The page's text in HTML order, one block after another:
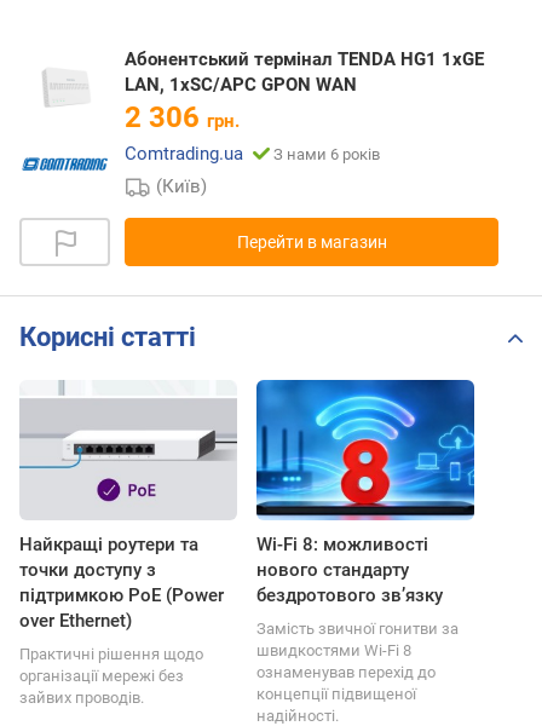
Абонентський термiнал TENDA HG1 1xGE
LAN, 1xSC/APC GPON WAN
2 306 грн.
Comtrading.ua
З нами 6 років
(Київ)
Перейти в магазин
Корисні статті
Найкращі роутери та
точки доступу з
підтримкою PoE (Power
over Ethernet)
Практичні рішення щодо
організації мережі без
зайвих проводів.
Wi-Fi 8: можливості
нового стандарту
бездротового зв’язку
Замість звичної гонитви за
швидкостями Wi-Fi 8
ознаменував перехід до
концепції підвищеної
надійності.